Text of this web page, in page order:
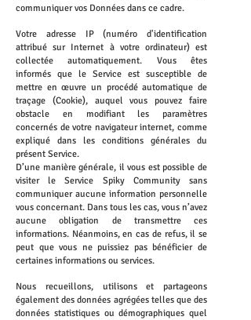
communiquer vos Données dans ce cadre.
Votre adresse IP (numéro d'identification
attribué sur Internet à votre ordinateur) est
collectée automatiquement. Vous êtes
informés que le Service est susceptible de
mettre en œuvre un procédé automatique de
traçage (Cookie), auquel vous pouvez faire
obstacle en modifiant les paramètres
concernés de votre navigateur internet, comme
expliqué dans les conditions générales du
présent Service.
D’une manière générale, il vous est possible de
visiter le Service Spiky Community sans
communiquer aucune information personnelle
vous concernant. Dans tous les cas, vous n’avez
aucune obligation de transmettre ces
informations. Néanmoins, en cas de refus, il se
peut que vous ne puissiez pas bénéficier de
certaines informations ou services.
Nous recueillons, utilisons et partageons
également des données agrégées telles que des
données statistiques ou démographiques quel